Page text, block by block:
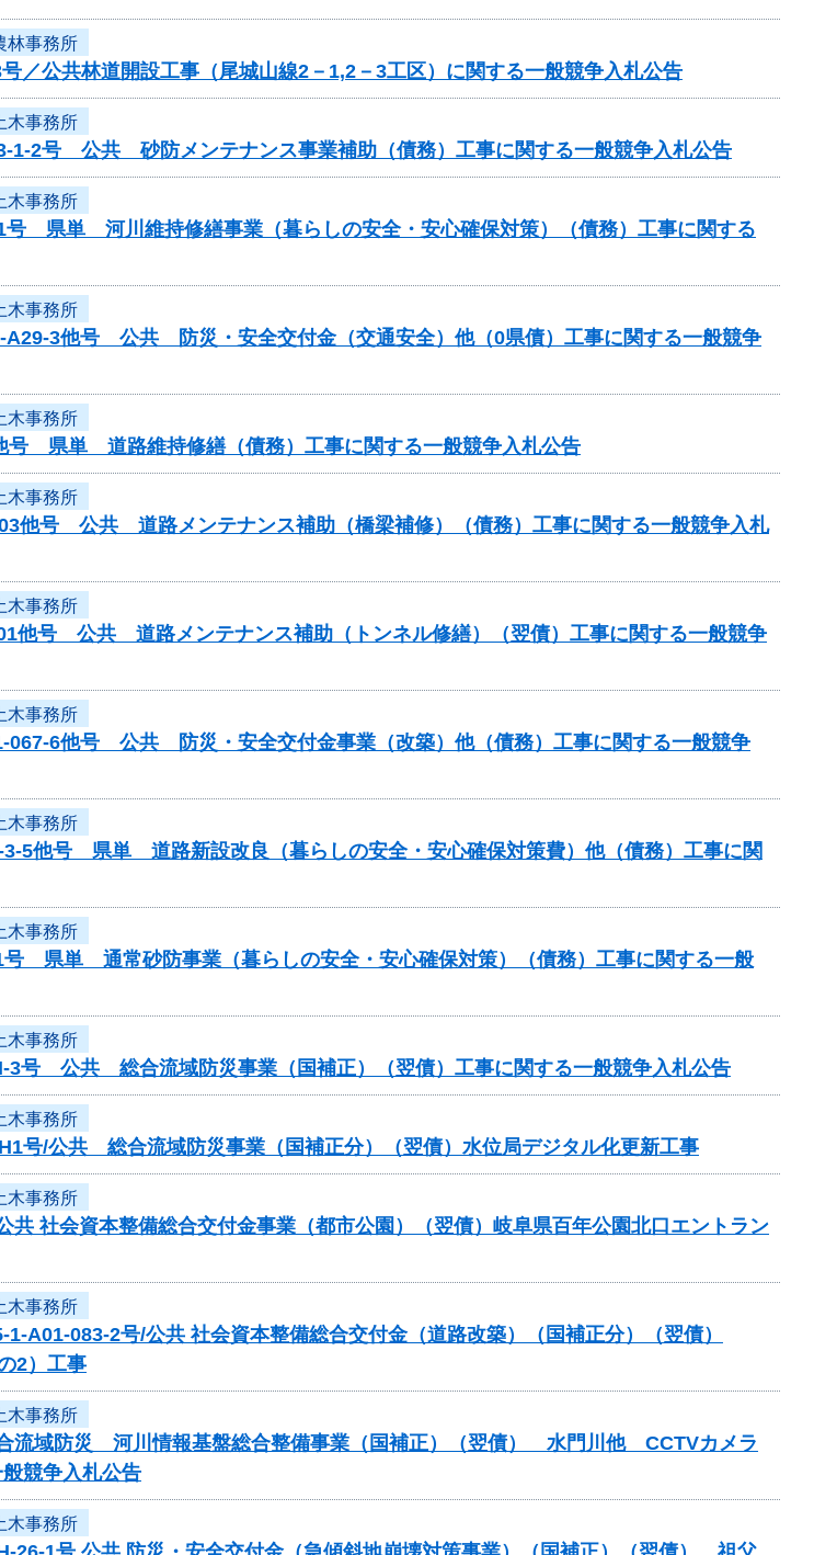
林事務所
号／公共林道開設工事（尾城山線2－1,2－3工区）に関する一般競争入札公告
木事務所
3-1-2号 公共 砂防メンテナンス事業補助（債務）工事に関する一般競争入札公告
木事務所
1号 県単 河川維持修繕事業（暮らしの安全・安心確保対策）（債務）工事に関する
木事務所
A29-3他号 公共 防災・安全交付金（交通安全）他（0県債）工事に関する一般競争
木事務所
号 県単 道路維持修繕（債務）工事に関する一般競争入札公告
木事務所
03他号 公共 道路メンテナンス補助（橋梁補修）（債務）工事に関する一般競争入札
木事務所
01他号 公共 道路メンテナンス補助（トンネル修繕）（翌債）工事に関する一般競争
木事務所
067-6他号 公共 防災・安全交付金事業（改築）他（債務）工事に関する一般競争
木事務所
-3-5他号 県単 道路新設改良（暮らしの安全・安心確保対策費）他（債務）工事に関
木事務所
号 県単 通常砂防事業（暮らしの安全・安心確保対策）（債務）工事に関する一般
木事務所
3号 公共 総合流域防災事業（国補正）（翌債）工事に関する一般競争入札公告
木事務所
H1号/公共 総合流域防災事業（国補正分）（翌債）水位局デジタル化更新工事
木事務所
共 社会資本整備総合交付金事業（都市公園）（翌債）岐阜県百年公園北口エントラン
木事務所
1-A01-083-2号/公共 社会資本整備総合交付金（道路改築）（国補正分）（翌債）
2）工事
木事務所
流域防災 河川情報基盤総合整備事業（国補正）（翌債） 水門川他 CCTVカメラ
競争入札公告
木事務所